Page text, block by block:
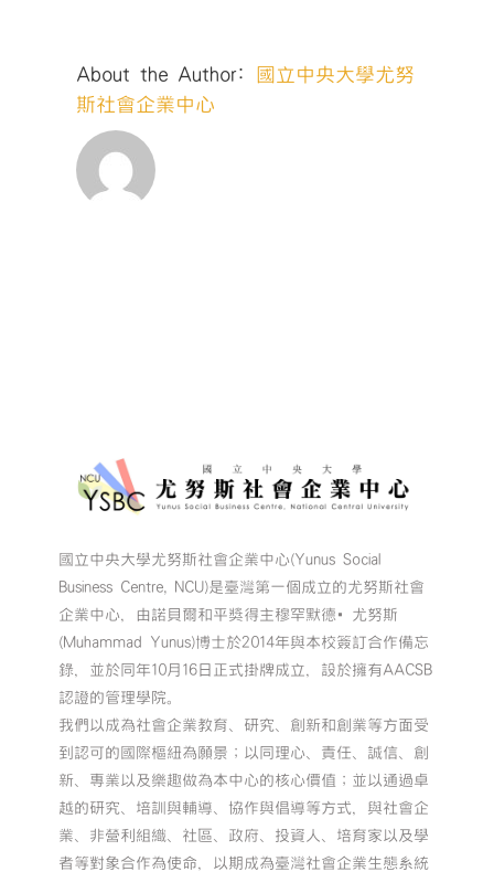
About the Author:
國立中央大學尤努
斯社會企業中心
國立中央大學尤努斯社會企業中心(Yunus Social
Business Centre, NCU)是臺灣第一個成立的尤努斯社會
企業中心，由諾貝爾和平獎得主穆罕默德•尤努斯
(Muhammad Yunus)博士於2014年與本校簽訂合作備忘
錄，並於同年10月16日正式掛牌成立，設於擁有AACSB
認證的管理學院。
我們以成為社會企業教育、研究、創新和創業等方面受
到認可的國際樞紐為願景；以同理心、責任、誠信、創
新、專業以及樂趣做為本中心的核心價值；並以通過卓
越的研究、培訓與輔導、協作與倡導等方式，與社會企
業、非營利組織、社區、政府、投資人、培育家以及學
者等對象合作為使命，以期成為臺灣社會企業生態系統